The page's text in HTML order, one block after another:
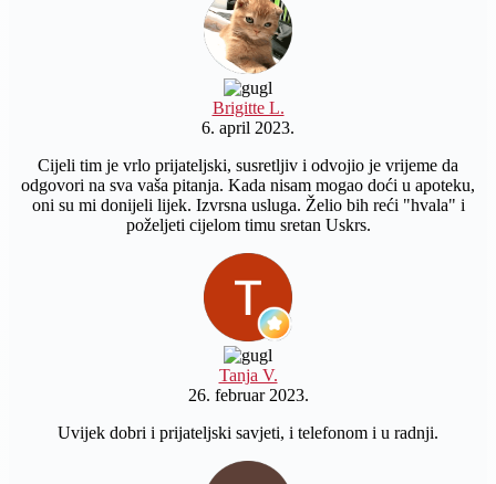
Brigitte L.
6. april 2023.
Cijeli tim je vrlo prijateljski, susretljiv i odvojio je vrijeme da
odgovori na sva vaša pitanja. Kada nisam mogao doći u apoteku,
oni su mi donijeli lijek. Izvrsna usluga. Želio bih reći "hvala" i
poželjeti cijelom timu sretan Uskrs.
Tanja V.
26. februar 2023.
Uvijek dobri i prijateljski savjeti, i telefonom i u radnji.